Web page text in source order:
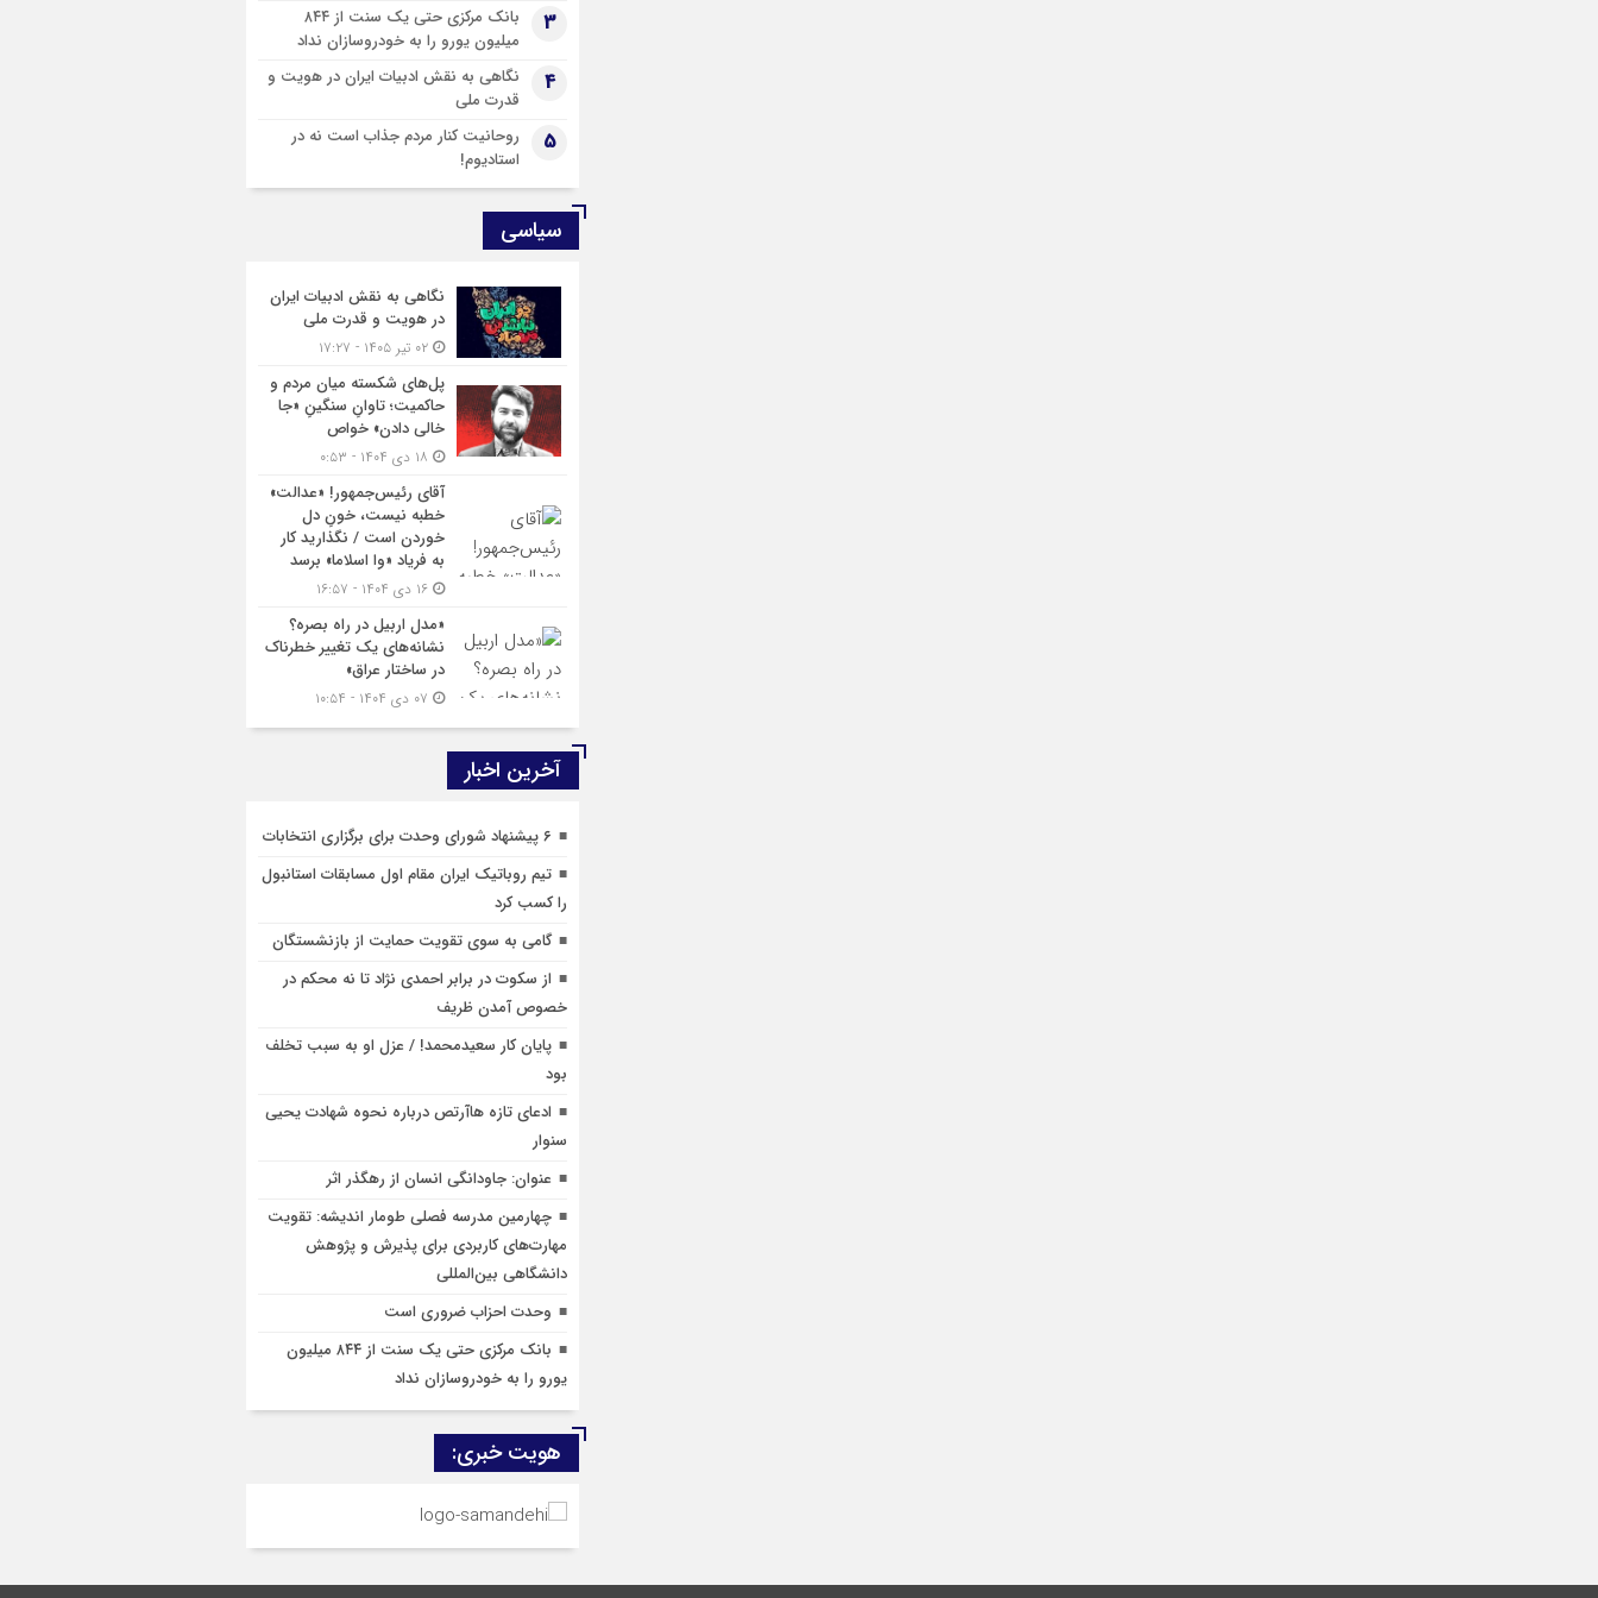
حقوق‌خانواده»3
بانک مرکزی حتی یک سنت از ۸۴۴
میلیون یورو را به خودروسازان نداد
4
نگاهی به نقش ادبیات ایران در هویت و
قدرت ملی
5
روحانیت کنار مردم جذاب است نه در
استادیوم!
سیاسی
نگاهی به نقش ادبیات ایران
در هویت و قدرت ملی
پل‌های شکسته میان مردم و
حاکمیت؛ تاوانِ سنگینِ «جا
خالی دادن» خواص
آقای رئیس‌جمهور! «عدالت»
خطبه نیست، خونِ دل
خوردن است / نگذارید کار
به فریاد «وا اسلاما» برسد
«مدل اربیل در راه بصره؟
نشانه‌های یک تغییر خطرناک
در ساختار عراق»
آخرین اخبار
۶ پیشنهاد شورای وحدت برای برگزاری انتخابات
تیم روباتیک ایران مقام اول مسابقات استانبول
را کسب کرد
گامی به سوی تقویت حمایت از بازنشستگان
از سکوت در برابر احمدی نژاد تا نه محکم در
خصوص آمدن ظریف
پایان کار سعیدمحمد! / عزل او به سبب تخلف
بود
ادعای تازه هاآرتص درباره نحوه شهادت یحیی
سنوار
عنوان: جاودانگی انسان از رهگذر اثر
چهارمین مدرسه فصلی طومار اندیشه: تقویت
مهارت‌های کاربردی برای پذیرش و پژوهش
دانشگاهی بین‌المللی
وحدت احزاب ضروری است
بانک مرکزی حتی یک سنت از ۸۴۴ میلیون
یورو را به خودروسازان نداد
هویت خبری: